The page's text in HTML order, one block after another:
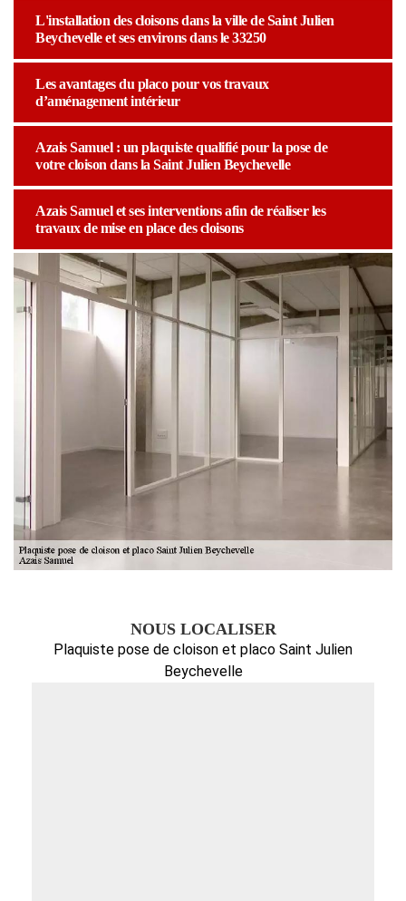
L'installation des cloisons dans la ville de Saint Julien
Beychevelle et ses environs dans le 33250
Les avantages du placo pour vos travaux
d’aménagement intérieur
Azais Samuel : un plaquiste qualifié pour la pose de
votre cloison dans la Saint Julien Beychevelle
Azais Samuel et ses interventions afin de réaliser les
travaux de mise en place des cloisons
NOUS LOCALISER
Plaquiste pose de cloison et placo Saint Julien
Beychevelle